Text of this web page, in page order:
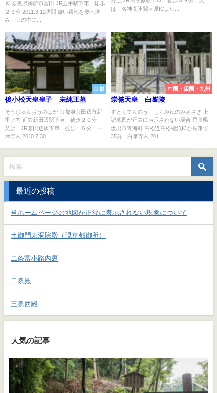
ぎ 奈良県御所市冨田 JR玉手駅下車 徒歩
２３分 2011.3.12訪問 細い路地を奥へ進
み、山の中に...
は 名神高速関ヶ原ICより...
京都
後小松天皇皇子 宗純王墓
そうじゅんおうのはか 京都府京田辺市薪
里ノ内 近鉄新田辺駅下車 徒歩２０分
又は JR京田辺駅下車 徒歩１５分 一
休寺内 2010.7.30...
中国・四国・九州
崇徳天皇 白峯陵
すとくてんのう しらみねのみささぎ 上
記地図が正常に表示されない場合 香川県
坂出市青海町 高松道高松檀紙ICから車で
35分 白峯寺内 201...
最近の投稿
当ホームページの地図が正常に表示されない現象について
土御門東洞院殿（現京都御所）
二条富小路内裏
二条殿
三条西殿
人気の記事